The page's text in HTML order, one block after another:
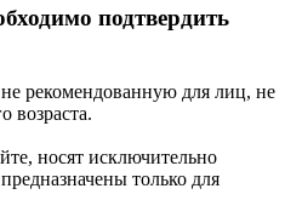
подтвердить
рекомендованную для лиц, не
возраста.
носят исключительно
только для